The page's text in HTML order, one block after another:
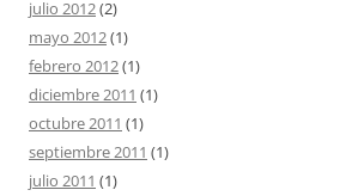
julio 2012(2)
mayo 2012(1)
febrero 2012(1)
diciembre 2011 (1)
octubre 2011 (1)
septiembre 2011 (1)
julio 2011 (1)